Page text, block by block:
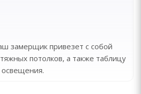
замерщик привезет с собой
потолков, а также таблицу